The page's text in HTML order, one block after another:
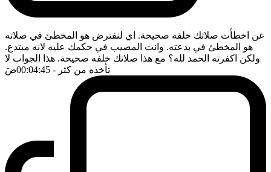
عن اخطأت صلاتك خلفه صحيحة. اي لنفترض هو المخطئ في صلاته
هو المخطئ في بدعته. وانت المصيب في حكمك عليه لانه مبتدع.
ولكن اكفرته الحمد لله؟ مع هذا صلاتك خلفه صحيحة. هذا الجواب لا
تأخذه من كثر - 00:04:45 ضَ